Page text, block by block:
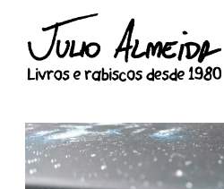
content
Julio
Almeida
rabiscos
desde
1980.